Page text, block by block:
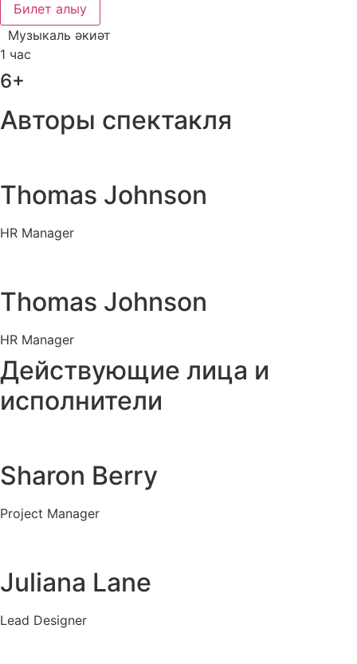
Билет алыу
Музыкаль әкиәт
1 час
6+
Авторы спектакля
Thomas Johnson
HR Manager
Thomas Johnson
HR Manager
Действующие лица и
исполнители
Sharon Berry
Project Manager
Juliana Lane
Lead Designer